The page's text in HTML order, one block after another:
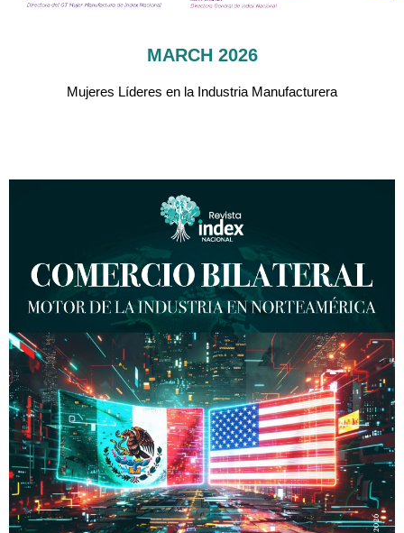
MARCH 2026
Mujeres Líderes en la Industria Manufacturera